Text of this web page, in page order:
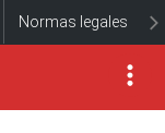
Normas legales